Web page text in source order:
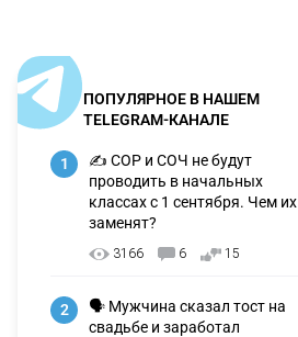
ПОПУЛЯРНОЕ В НАШЕМ
TELEGRAM-КАНАЛЕ
1
✍️ СОР и СОЧ не будут
проводить в начальных
классах с 1 сентября. Чем их
заменят?
3166 6 15
2
🗣 Мужчина сказал тост на
свадьбе и заработал